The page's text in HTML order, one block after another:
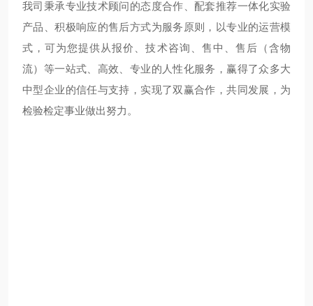
我司秉承专业技术顾问的态度合作、配套推荐一体化实验
产品、积极响应的售后方式为服务原则，以专业的运营模
式，可为您提供从报价、技术咨询、售中、售后（含物
流）等一站式、高效、专业的人性化服务，赢得了众多大
中型企业的信任与支持，实现了双赢合作，共同发展，为
检验检定事业做出努力。